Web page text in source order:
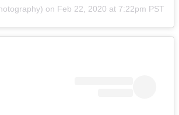
on Feb 22, 2020 at 7:22pm PST